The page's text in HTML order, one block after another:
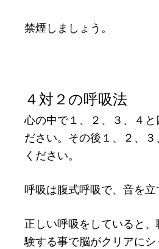
禁煙しましょう。
４対２の呼吸法
心の中で１、２、３、４
ださい。その後１、２、
ください。
呼吸は腹式呼吸で、音を立
正しい呼吸をしていると
験する事で脳がクリアにシ